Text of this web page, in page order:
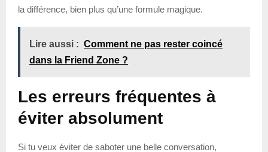
la différence, bien plus qu’une formule magique.
Lire aussi : Comment ne pas rester coincé
dans la Friend Zone ?
Les erreurs fréquentes à
éviter absolument
Si tu veux éviter de saboter une belle conversation,